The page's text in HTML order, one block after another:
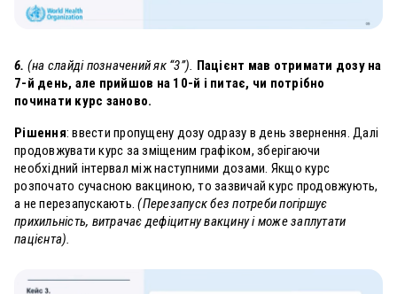
6. (на слайді позначений як “3”). Пацієнт мав отримати дозу на
7-й день, але прийшов на 10-й і питає, чи потрібно
починати курс заново.
Рішення: ввести пропущену дозу одразу в день звернення. Далі
продовжувати курс за зміщеним графіком, зберігаючи
необхідний інтервал між наступними дозами. Якщо курс
розпочато сучасною вакциною, то зазвичай курс продовжують,
а не перезапускають.(Перезапуск без потреби погіршує
прихильність, витрачає дефіцитну вакцину і може заплутати
пацієнта).